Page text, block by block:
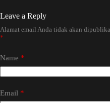
Leave a Reply
Alamat email Anda tidak akan
*
Name *
Email *